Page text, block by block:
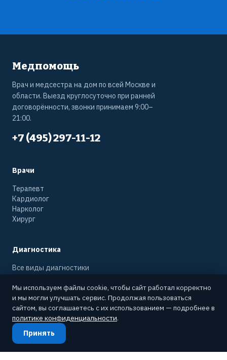
Медпомощь
Врач и медсестра на дом по всей Москве и
области. Выезд круглосуточно при ранней
договорённости, звонки принимаем 9:00–
21:00.
+7 (495) 297-11-12
Врачи
Терапевт
Кардиолог
Нарколог
Хирург
Диагностика
Все виды диагностики
Рентген на дому
ЭКГ на дому
Контакты
Хохловский пер., 3с1
Мы используем файлы cookie, чтобы сайт работал корректно
и мы могли улучшать сервис. Продолжая пользоваться
сайтом, вы соглашаетесь с их использованием — подробнее в
политике конфиденциальности.
Принять